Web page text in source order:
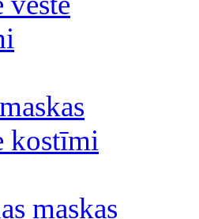
kostīmi
maskas